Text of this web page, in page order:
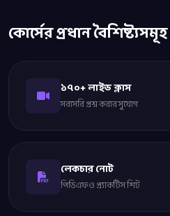
কোর্সের প্রধান বৈশিষ্ট্যসমূহ
১৭০+ লাইভ ক্লাস
সরাসরি প্রশ্ন করার সুযোগ
লেকচার নোট
পিডিএফ ও প্র্যাকটিস শিট